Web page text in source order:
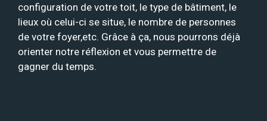
configuration de votre toit, le type de bâtiment, le
lieux où celui-ci se situe, le nombre de personnes
de votre foyer,etc. Grâce à ça, nous pourrons déjà
orienter notre réflexion et vous permettre de
gagner du temps.